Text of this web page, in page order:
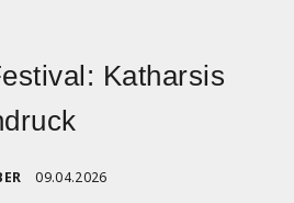
Katharsis
09.04.2026